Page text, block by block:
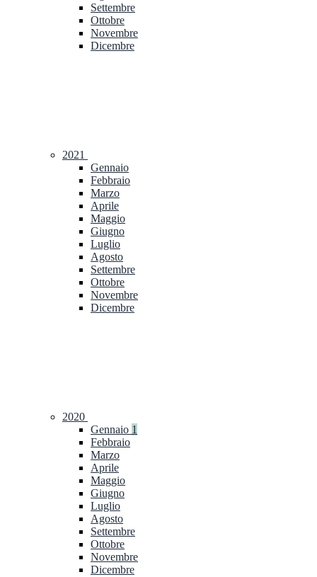
Settembre
Ottobre
Novembre
Dicembre
2021
Gennaio
Febbraio
Marzo
Aprile
Maggio
Giugno
Luglio
Agosto
Settembre
Ottobre
Novembre
Dicembre
2020
Gennaio 1
Febbraio
Marzo
Aprile
Maggio
Giugno
Luglio
Agosto
Settembre
Ottobre
Novembre
Dicembre